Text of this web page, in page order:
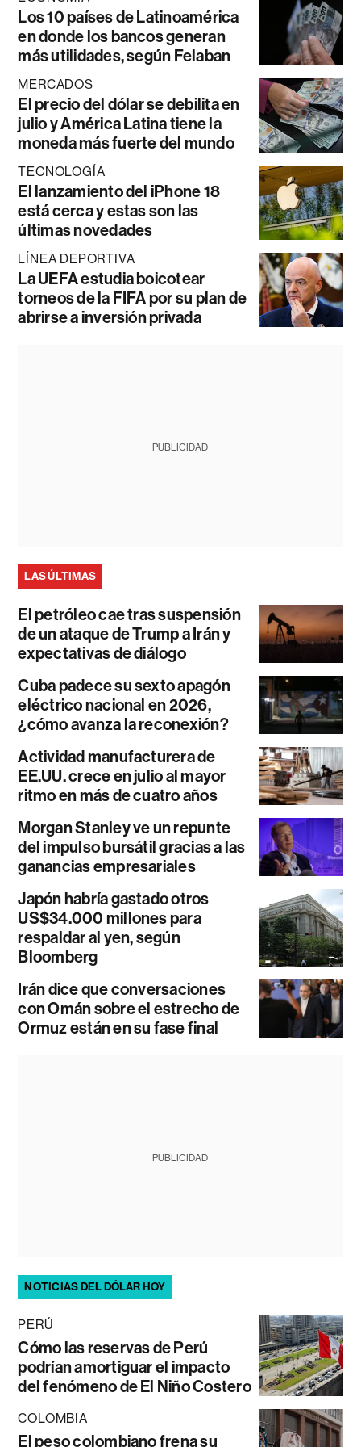
Los 10 países de Latinoamérica
en donde los bancos generan
más utilidades, según Felaban
MERCADOS
El precio del dólar se debilita en
julio y América Latina tiene la
moneda más fuerte del mundo
TECNOLOGÍA
El lanzamiento del iPhone 18
está cerca y estas son las
últimas novedades
LÍNEA DEPORTIVA
La UEFA estudia boicotear
torneos de la FIFA por su plan de
abrirse a inversión privada
PUBLICIDAD
LAS ÚLTIMAS
El petróleo cae tras suspensión
de un ataque de Trump a Irán y
expectativas de diálogo
Cuba padece su sexto apagón
eléctrico nacional en 2026,
¿cómo avanza la reconexión?
Actividad manufacturera de
EE.UU. crece en julio al mayor
ritmo en más de cuatro años
Morgan Stanley ve un repunte
del impulso bursátil gracias a las
ganancias empresariales
Japón habría gastado otros
US$34.000 millones para
respaldar al yen, según
Bloomberg
Irán dice que conversaciones
con Omán sobre el estrecho de
Ormuz están en su fase final
PUBLICIDAD
NOTICIAS DEL DÓLAR HOY
PERÚ
Cómo las reservas de Perú
podrían amortiguar el impacto
del fenómeno de El Niño Costero
COLOMBIA
El peso colombiano frena su